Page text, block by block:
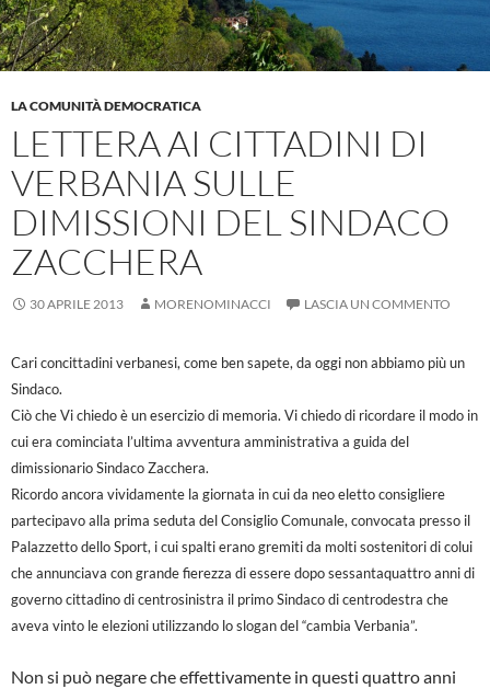
LA COMUNITÀ DEMOCRATICA
LETTERA AI CITTADINI DI
VERBANIA SULLE
DIMISSIONI DEL SINDACO
ZACCHERA
30 APRILE 2013 MORENOMINACCI LASCIA UN COMMENTO
Cari concittadini verbanesi, come ben sapete, da oggi non abbiamo più un
Sindaco.
Ciò che Vi chiedo è un esercizio di memoria. Vi chiedo di ricordare il modo in
cui era cominciata l’ultima avventura amministrativa a guida del
dimissionario Sindaco Zacchera.
Ricordo ancora vividamente la giornata in cui da neo eletto consigliere
partecipavo alla prima seduta del Consiglio Comunale, convocata presso il
Palazzetto dello Sport, i cui spalti erano gremiti da molti sostenitori di colui
che annunciava con grande fierezza di essere dopo sessantaquattro anni di
governo cittadino di centrosinistra il primo Sindaco di centrodestra che
aveva vinto le elezioni utilizzando lo slogan del “cambia Verbania”.
Non si può negare che effettivamente in questi quattro anni